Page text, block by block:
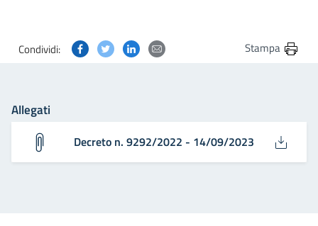
Condividi: Condividi questa pagina su Facebook
Condividi questa pagina su Twitter
Condividi questa pagina su Linkedin
Condividi questa pagina via
Stampa
Allegati
Decreto n. 9292/2022 - 14/09/2023